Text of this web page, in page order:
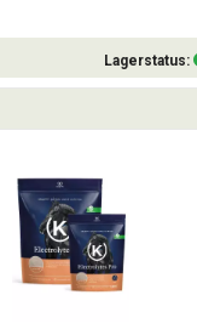
Lagerstatus:
Köp